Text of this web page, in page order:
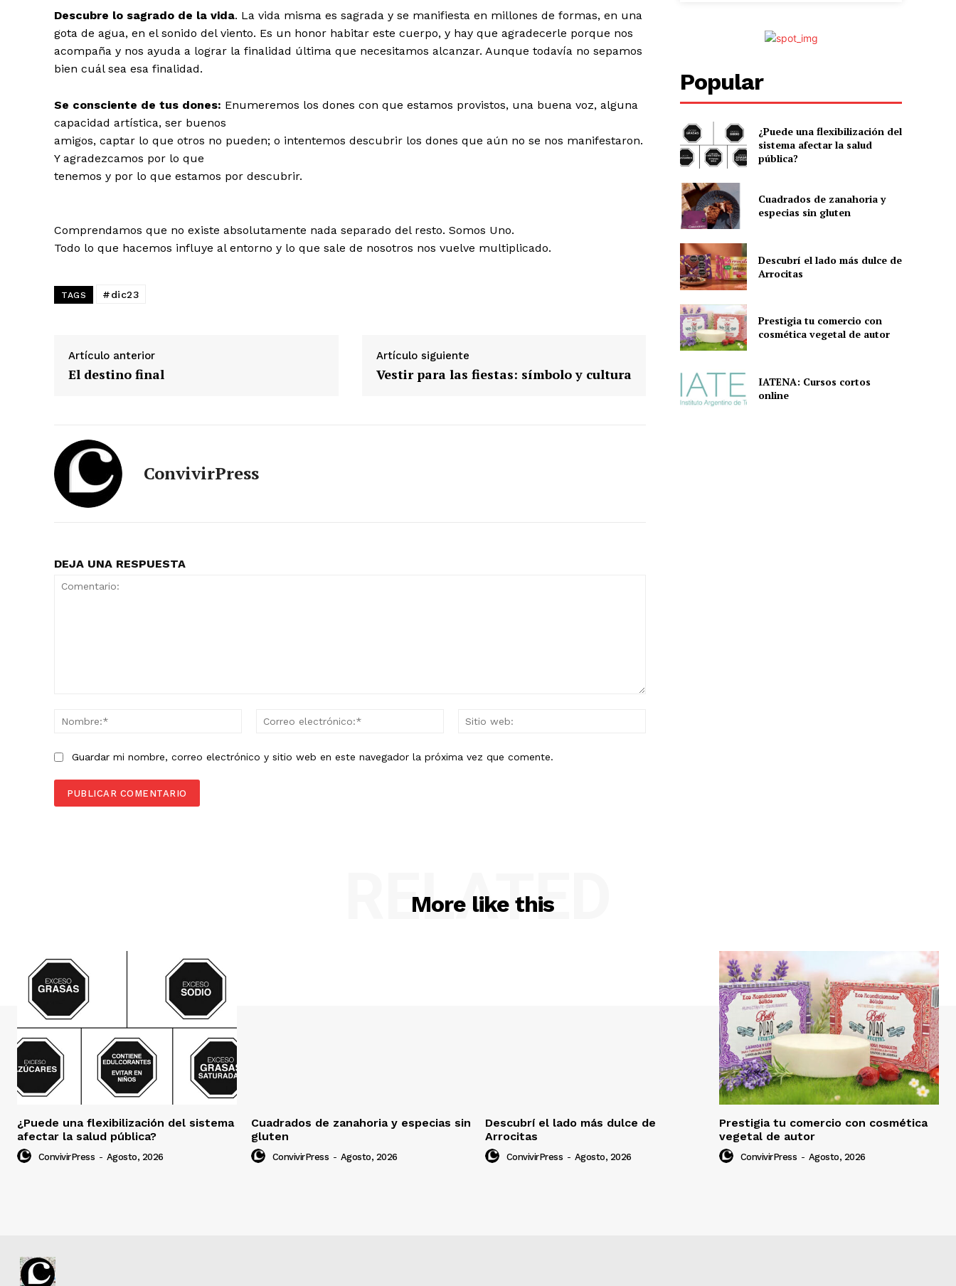
Descubre lo sagrado de la vida. La vida misma es sagrada y se manifiesta en millones de formas, en una
gota de agua, en el sonido del viento. Es un honor habitar este cuerpo, y hay que agradecerle porque nos
acompaña y nos ayuda a lograr la finalidad última que necesitamos alcanzar. Aunque todavía no sepamos
bien cuál sea esa finalidad.
Se consciente de tus dones: Enumeremos los dones con que estamos provistos, una buena voz, alguna
capacidad artística, ser buenos
amigos, captar lo que otros no pueden; o intentemos descubrir los dones que aún no se nos manifestaron.
Y agradezcamos por lo que
tenemos y por lo que estamos por descubrir.
Comprendamos que no existe absolutamente nada separado del resto. Somos Uno.
Todo lo que hacemos influye al entorno y lo que sale de nosotros nos vuelve multiplicado.
TAGS #dic23
Artículo anterior
El destino final
Artículo siguiente
Vestir para las fiestas: símbolo y cultura
ConvivirPress
DEJA UNA RESPUESTA
Nombre:*
Correo
Guardar mi nombre, correo electrónico y sitio web en este navegador la próxima vez que comente.
Popular
¿Puede una flexibilización del
sistema afectar la salud
pública?
Cuadrados de zanahoria y
especias sin gluten
Descubrí el lado más dulce de
Arrocitas
Prestigia tu comercio con
cosmética vegetal de autor
IATENA: Cursos cortos
online
More like this
RELATED
¿Puede una flexibilización del sistema
afectar la salud pública?
ConvivirPress - Agosto, 2026
Cuadrados de zanahoria y especias sin
gluten
ConvivirPress - Agosto, 2026
Descubrí el lado más dulce de
Arrocitas
ConvivirPress - Agosto, 2026
Prestigia tu comercio con cosmética
vegetal de autor
ConvivirPress - Agosto, 2026